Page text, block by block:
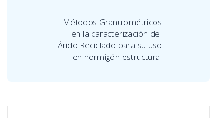
Métodos Granulométricos
en la caracterización del
Árido Reciclado para su uso
en hormigón estructural